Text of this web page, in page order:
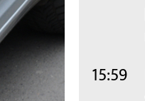
15:59